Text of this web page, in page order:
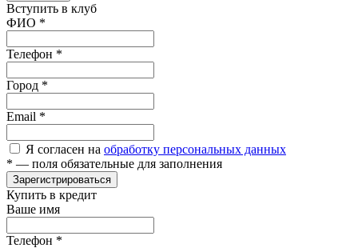
Вступить в клуб
ФИО *
Телефон *
Город *
Email *
Я согласен на обработку персональных данных
* — поля обязательные для заполнения
Зарегистрироваться
Купить в кредит
Ваше имя
Телефон *